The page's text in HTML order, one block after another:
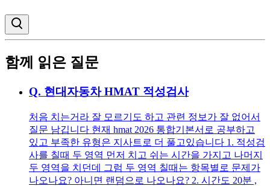
함께 읽은 질문
Q. 현대자동차 HMAT 적성검사
처음 치는거라 잘 모르기도 하고 관련 정보가 잘 없어서
질문 남깁니다 현재 hmat 2026 통합기본서로 공부하고
있고 부족한 유형은 지사트로 더 풀고있습니다 1. 적성검
사를 칠때 두 영역 먼저 치고 쉬는 시간을 가지고 나머지
두 영역을 치던데 그럼 두 영역 칠때는 항목별로 문제가
나오나요? 아니면 랜덤으로 나오나요? 2. 시간도 20분 ,